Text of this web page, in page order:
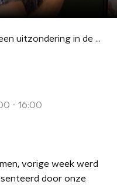
'Democratie is een uitzondering in de geschiedenis en misschien wel een experiment'
- 16:00
vorige week werd
door onze